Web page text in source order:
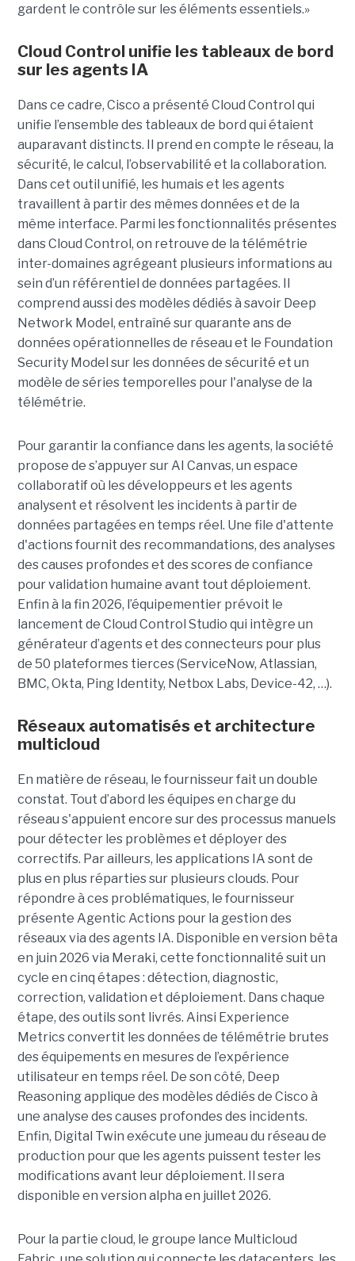
gardent le contrôle sur les éléments essentiels.»
Cloud Control unifie les tableaux de bord
sur les agents IA
Dans ce cadre, Cisco a présenté Cloud Control qui
unifie l’ensemble des tableaux de bord qui étaient
auparavant distincts. Il prend en compte le réseau, la
sécurité, le calcul, l’observabilité et la collaboration.
Dans cet outil unifié, les humais et les agents
travaillent à partir des mêmes données et de la
même interface. Parmi les fonctionnalités présentes
dans Cloud Control, on retrouve de la télémétrie
inter-domaines agrégeant plusieurs informations au
sein d’un référentiel de données partagées. Il
comprend aussi des modèles dédiés à savoir Deep
Network Model, entraîné sur quarante ans de
données opérationnelles de réseau et le Foundation
Security Model sur les données de sécurité et un
modèle de séries temporelles pour l'analyse de la
télémétrie.
Pour garantir la confiance dans les agents, la société
propose de s’appuyer sur AI Canvas, un espace
collaboratif où les développeurs et les agents
analysent et résolvent les incidents à partir de
données partagées en temps réel. Une file d'attente
d'actions fournit des recommandations, des analyses
des causes profondes et des scores de confiance
pour validation humaine avant tout déploiement.
Enfin à la fin 2026, l’équipementier prévoit le
lancement de Cloud Control Studio qui intègre un
générateur d’agents et des connecteurs pour plus
de 50 plateformes tierces (ServiceNow, Atlassian,
BMC, Okta, Ping Identity, Netbox Labs, Device-42, …).
Réseaux automatisés et architecture
multicloud
En matière de réseau, le fournisseur fait un double
constat. Tout d’abord les équipes en charge du
réseau s'appuient encore sur des processus manuels
pour détecter les problèmes et déployer des
correctifs. Par ailleurs, les applications IA sont de
plus en plus réparties sur plusieurs clouds. Pour
répondre à ces problématiques, le fournisseur
présente Agentic Actions pour la gestion des
réseaux via des agents IA. Disponible en version bêta
en juin 2026 via Meraki, cette fonctionnalité suit un
cycle en cinq étapes : détection, diagnostic,
correction, validation et déploiement. Dans chaque
étape, des outils sont livrés. Ainsi Experience
Metrics convertit les données de télémétrie brutes
des équipements en mesures de l’expérience
utilisateur en temps réel. De son côté, Deep
Reasoning applique des modèles dédiés de Cisco à
une analyse des causes profondes des incidents.
Enfin, Digital Twin exécute une jumeau du réseau de
production pour que les agents puissent tester les
modifications avant leur déploiement. Il sera
disponible en version alpha en juillet 2026.
Pour la partie cloud, le groupe lance Multicloud